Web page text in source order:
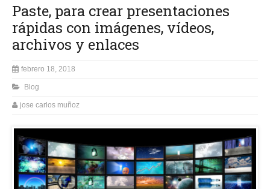
Paste, para crear presentaciones
rápidas con imágenes, vídeos,
archivos y enlaces
febrero 18, 2018
Blog
jose carlos muñoz